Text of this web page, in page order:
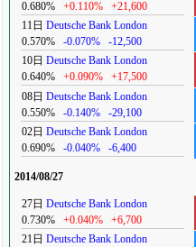
0.680%
+0.110% +21,600
11日 Deutsche Bank London
0.570%
-0.070% -12,500
10日 Deutsche Bank London
0.640%
+0.090% +17,500
08日 Deutsche Bank London
0.550%
-0.140% -29,100
02日 Deutsche Bank London
0.690%
-0.040% -6,400
2014/08/27
27日 Deutsche Bank London
0.730%
+0.040% +6,700
21日 Deutsche Bank London